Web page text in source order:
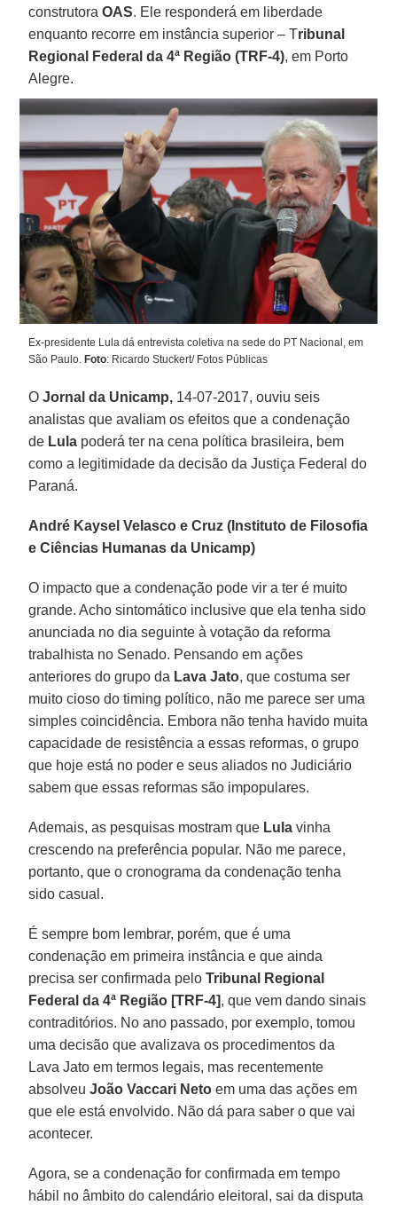
construtoraOAS. Ele responderá em liberdade
enquanto recorre em instância superior – Tribunal
Regional Federal da 4ª Região (TRF-4), em Porto
Alegre.
Ex-presidente Lula dá entrevista coletiva na sede do PT Nacional, em
São Paulo. Foto: Ricardo Stuckert/ Fotos Públicas
OJornal da Unicamp, 14-07-2017, ouviu seis
analistas que avaliam os efeitos que a condenação
de Lula poderá ter na cena política brasileira, bem
como a legitimidade da decisão da Justiça Federal do
Paraná.
André Kaysel Velasco e Cruz (Instituto de Filosofia
e Ciências Humanas da Unicamp)
O impacto que a condenação pode vir a ter é muito
grande. Acho sintomático inclusive que ela tenha sido
anunciada no dia seguinte à votação da reforma
trabalhista no Senado. Pensando em ações
anteriores do grupo da Lava Jato, que costuma ser
muito cioso do timing político, não me parece ser uma
simples coincidência. Embora não tenha havido muita
capacidade de resistência a essas reformas, o grupo
que hoje está no poder e seus aliados no Judiciário
sabem que essas reformas são impopulares.
Ademais, as pesquisas mostram que Lula vinha
crescendo na preferência popular. Não me parece,
portanto, que o cronograma da condenação tenha
sido casual.
É sempre bom lembrar, porém, que é uma
condenação em primeira instância e que ainda
precisa ser confirmada peloTribunal Regional
Federal da 4ª Região [TRF-4], que vem dando sinais
contraditórios. No ano passado, por exemplo, tomou
uma decisão que avalizava os procedimentos da
Lava Jato em termos legais, mas recentemente
absolveu João Vaccari Neto em uma das ações em
que ele está envolvido. Não dá para saber o que vai
acontecer.
Agora, se a condenação for confirmada em tempo
hábil no âmbito do calendário eleitoral, sai da disputa